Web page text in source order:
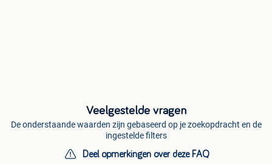
Veelgestelde vragen
De onderstaande waarden zijn gebaseerd op je zoekopdracht en de
ingestelde filters
Deel opmerkingen over deze FAQ